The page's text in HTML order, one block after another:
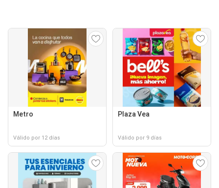
Metro
Válido por 12 días
Plaza Vea
Válido por 9 días